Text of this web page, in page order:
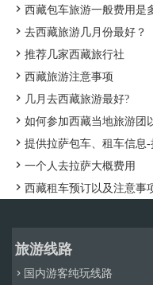
 西藏包车旅游一般费用是
 去西藏旅游几月份最好？
 推荐几家西藏旅行社
 西藏旅游注意事项
 几月去西藏旅游最好?
 如何参加西藏当地旅游团
 提供拉萨包车、租车信息
 一个人去拉萨大概费用
 西藏租车预订以及注意事
旅游线路
 国内游客纯玩线路